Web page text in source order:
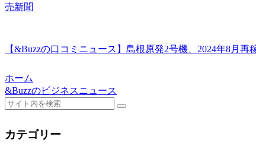
売新聞
【&Buzzの口コミニュース】島根原発2号機、2024年8月
ホーム
&Buzzのビジネスニュース
カテゴリー